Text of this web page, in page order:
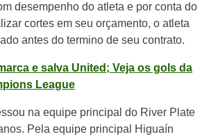
desempenho do atleta e por conta do
cortes em seu orçamento, o atleta
antes do termino de seu contrato.
e salva United; Veja os gols da
League
na equipe principal do River Plate
Pela equipe principal Higuaín